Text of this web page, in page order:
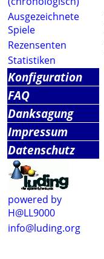
Ausgezeichnete
Spiele
Rezensenten
Statistiken
Konfiguration
FAQ
Danksagung
Impressum
Datenschutz
powered by
H@LL9000
info@luding.org